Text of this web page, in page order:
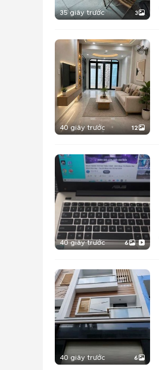
35 giây trước 3
40 giây trước 12
40 giây trước 6
40 giây trước 6